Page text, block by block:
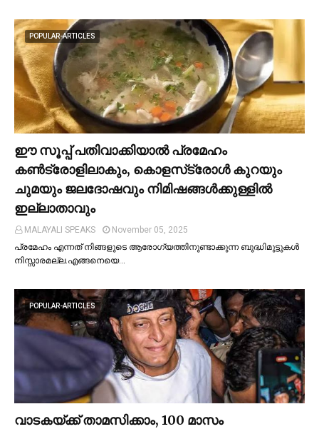
POPULAR-ARTICLES
ഈ സൂപ്പ് പതിവാക്കിയാല്‍ പ്രമേഹം
കണ്‍ട്രോളിലാകും, കൊളസ്‌ട്രോള്‍ കുറയും
ചുമയും ജലദോഷവും നിമിഷങ്ങള്‍ക്കുള്ളില്‍
ഇല്ലാതാവും
MALAYALI SPEAKS
November 05, 2025
പ്രമേഹം എന്നത് നിങ്ങളുടെ ആരോഗ്യത്തിനുണ്ടാക്കുന്ന ബുദ്ധിമുട്ടുകള്‍
നിസ്സാരമല്ല.എങ്ങനെയെ…
POPULAR-ARTICLES
വാടകയ്ക്ക് താമസിക്കാം, 100 മാസം